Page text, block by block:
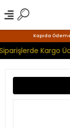
Kapıda
Kargo